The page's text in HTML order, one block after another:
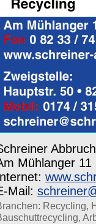
Mühlanger 11
Mail:
Recycling,
,